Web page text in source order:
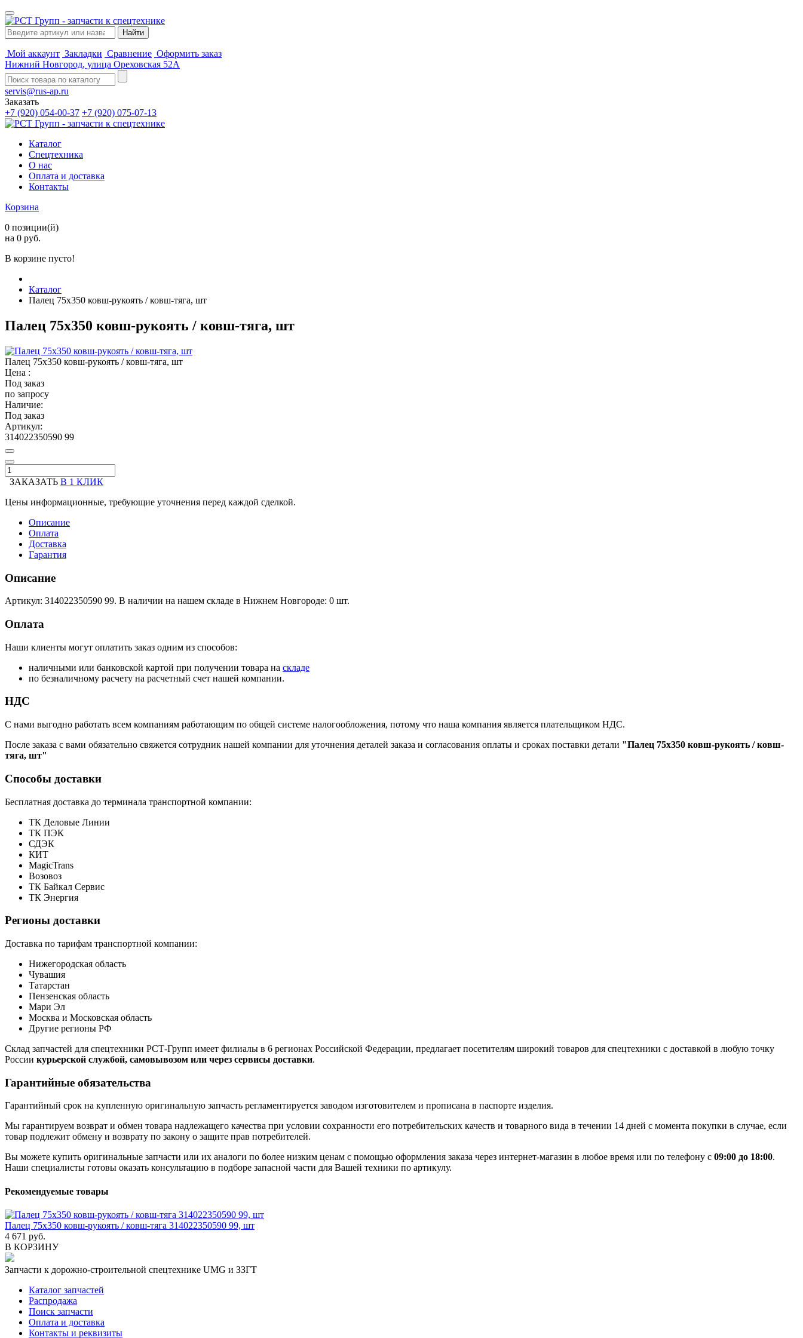
Мой аккаунт Закладки Сравнение Оформить заказ
Нижний Новгород, улица Ореховская 52А
servis@rus-ap.ru
Заказать
+7 (920) 054-00-37 +7 (920) 075-07-13
Каталог
Спецтехника
О нас
Оплата и доставка
Контакты
Корзина
0 позиции(й)
на 0 руб.
В корзине пусто!
Каталог
Палец 75х350 ковш-рукоять / ковш-тяга, шт
Палец 75х350 ковш-рукоять / ковш-тяга, шт
Палец 75х350 ковш-рукоять / ковш-тяга, шт
Цена :
Под заказ
по запросу
Наличие:
Под заказ
Артикул:
314022350590 99
ЗАКАЗАТЬ В 1 КЛИК
Цены информационные, требующие уточнения перед каждой сделкой.
Описание
Оплата
Доставка
Гарантия
Описание
Артикул: 314022350590 99. В наличии на нашем складе в Нижнем Новгороде: 0 шт.
Оплата
Наши клиенты могут оплатить заказ одним из способов:
наличными или банковской картой при получении товара на складе
по безналичному расчету на расчетный счет нашей компании.
НДС
С нами выгодно работать всем компаниям работающим по общей системе налогообложения, потому что наша компания является плательщиком НДС.
После заказа с вами обязательно свяжется сотрудник нашей компании для уточнения деталей заказа и согласования оплаты и сроках поставки детали "Палец 75х350 ковш-рукоять / ковш-
тяга, шт"
Способы доставки
Бесплатная доставка до терминала транспортной компании:
ТК Деловые Линии
ТК ПЭК
СДЭК
КИТ
MagicTrans
Возовоз
ТК Байкал Сервис
ТК Энергия
Регионы доставки
Доставка по тарифам транспортной компании:
Нижегородская область
Чувашия
Татарстан
Пензенская область
Мари Эл
Москва и Московская область
Другие регионы РФ
Склад запчастей для спецтехники РСТ-Групп имеет филиалы в 6 регионах Российской Федерации, предлагает посетителям широкий товаров для спецтехники с доставкой в любую точку
России курьерской службой, самовывозом или через сервисы доставки.
Гарантийные обязательства
Гарантийный срок на купленную оригинальную запчасть регламентируется заводом изготовителем и прописана в паспорте изделия.
Мы гарантируем возврат и обмен товара надлежащего качества при условии сохранности его потребительских качеств и товарного вида в течении 14 дней с момента покупки в случае, если
товар подлежит обмену и возврату по закону о защите прав потребителей.
Вы можете купить оригинальные запчасти или их аналоги по более низким ценам с помощью оформления заказа через интернет-магазин в любое время или по телефону с 09:00 до 18:00.
Наши специалисты готовы оказать консультацию в подборе запасной части для Вашей техники по артикулу.
Рекомендуемые товары
Палец 75х350 ковш-рукоять / ковш-тяга 314022350590 99, шт
4 671 руб.
В КОРЗИНУ
Запчасти к дорожно-строительной спецтехнике UMG и ЗЗГТ
Каталог запчастей
Распродажа
Поиск запчасти
Оплата и доставка
Контакты и реквизиты